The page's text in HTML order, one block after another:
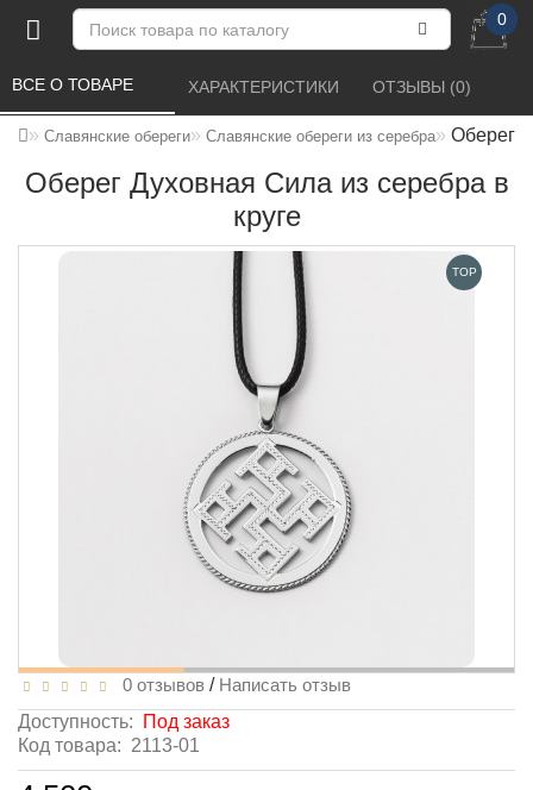
0
Славянские обереги Славянские обереги из серебра Оберег
Оберег Духовная Сила из серебра в
круге
ВСЕ О ТОВАРЕ ХАРАКТЕРИСТИКИ ОТЗЫВЫ (0)
TOP
0 отзывов / Написать отзыв
Доступность:
Под заказ
Код товара: 2113-01